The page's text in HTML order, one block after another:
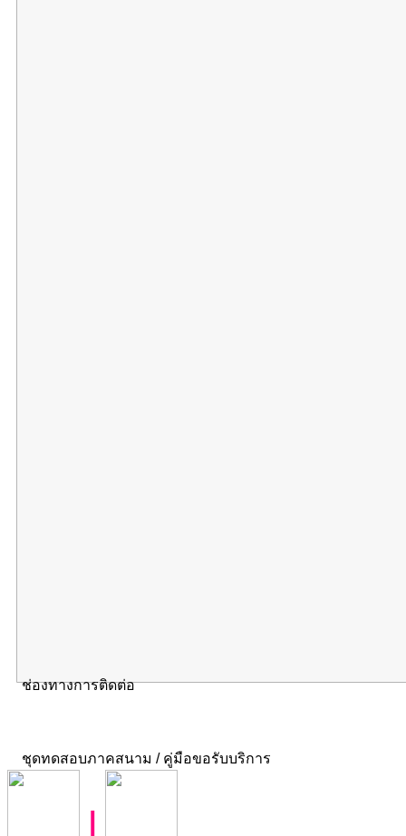
ช่องทางการติดต่อ
ชุดทดสอบภาคสนาม / คู่มือขอรับบริการ